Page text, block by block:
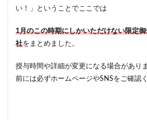
い！」ということでここでは
1月のこの時期にしかいただけない限定
社をまとめました。
授与時間や詳細が変更になる場合があり
前には必ずホームページやSNSをご確認